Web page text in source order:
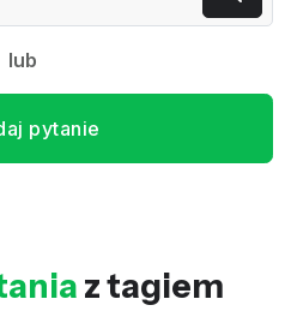
lub
pytanie
z tagiem